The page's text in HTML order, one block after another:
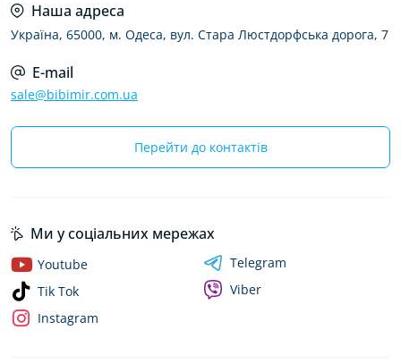
Наша адреса
Україна, 65000, м. Одеса, вул. Стара Люстдорфська дорога, 7
E-mail
sale@bibimir.com.ua
Перейти до контактів
Ми у соціальних мережах
Youtube
Tik Tok
Instagram
Telegram
Viber